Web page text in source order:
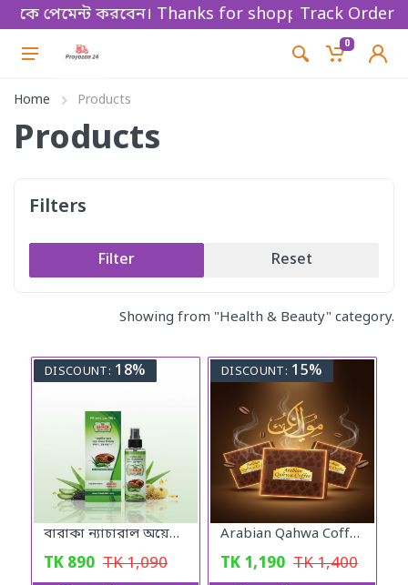
করবেন। Thanks for shopping! Track Order
0
Home Products
Products
Filters
Filter Reset
Showing from "Health & Beauty" category.
DISCOUNT: 18%
বারাকা ন্যাচারাল অয়েল (Baraka Natural oil) – 120 মিলি
TK 890 TK1,090
DISCOUNT: 15%
Arabian Qahwa Coffee – অরিজিনাল আরবীয় কফি
TK 1,190 TK1,400